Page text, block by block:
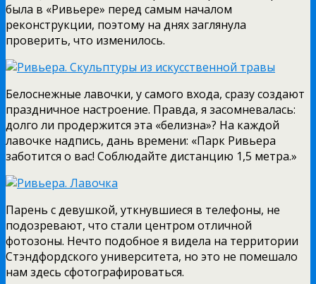
была в «Ривьере» перед самым началом
реконструкции, поэтому на днях заглянула
проверить, что изменилось.
Белоснежные лавочки, у самого входа, сразу создают
праздничное настроение. Правда, я засомневалась:
долго ли продержится эта «белизна»? На каждой
лавочке надпись, дань времени: «Парк Ривьера
заботится о вас! Соблюдайте дистанцию 1,5 метра.»
Парень с девушкой, уткнувшиеся в телефоны, не
подозревают, что стали центром отличной
фотозоны. Нечто подобное я видела на территории
Стэндфордского университета, но это не помешало
нам здесь сфотографироваться.